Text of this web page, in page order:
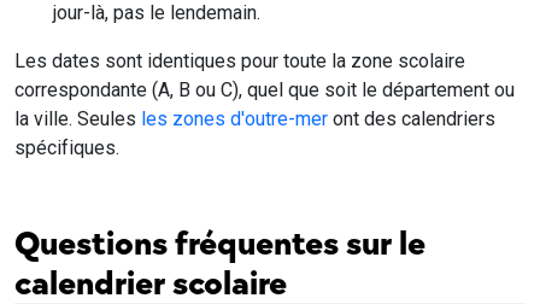
jour-là, pas le lendemain.
Les dates sont identiques pour toute la zone scolaire
correspondante (A, B ou C), quel que soit le département ou
la ville. Seules les zones d'outre-mer ont des calendriers
spécifiques.
Questions fréquentes sur le
calendrier scolaire